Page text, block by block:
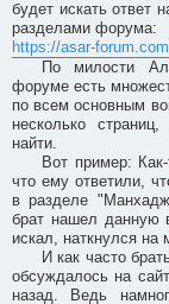
будет искать ответ
разделами форума:
https://asar-forum.com
По милости
форуме есть
по всем основным
несколько
найти.
Вот пример:
что ему ответили,
в разделе
брат нашел данную
искал, наткнулся на
И как часто
обсуждалось на
назад. Ведь